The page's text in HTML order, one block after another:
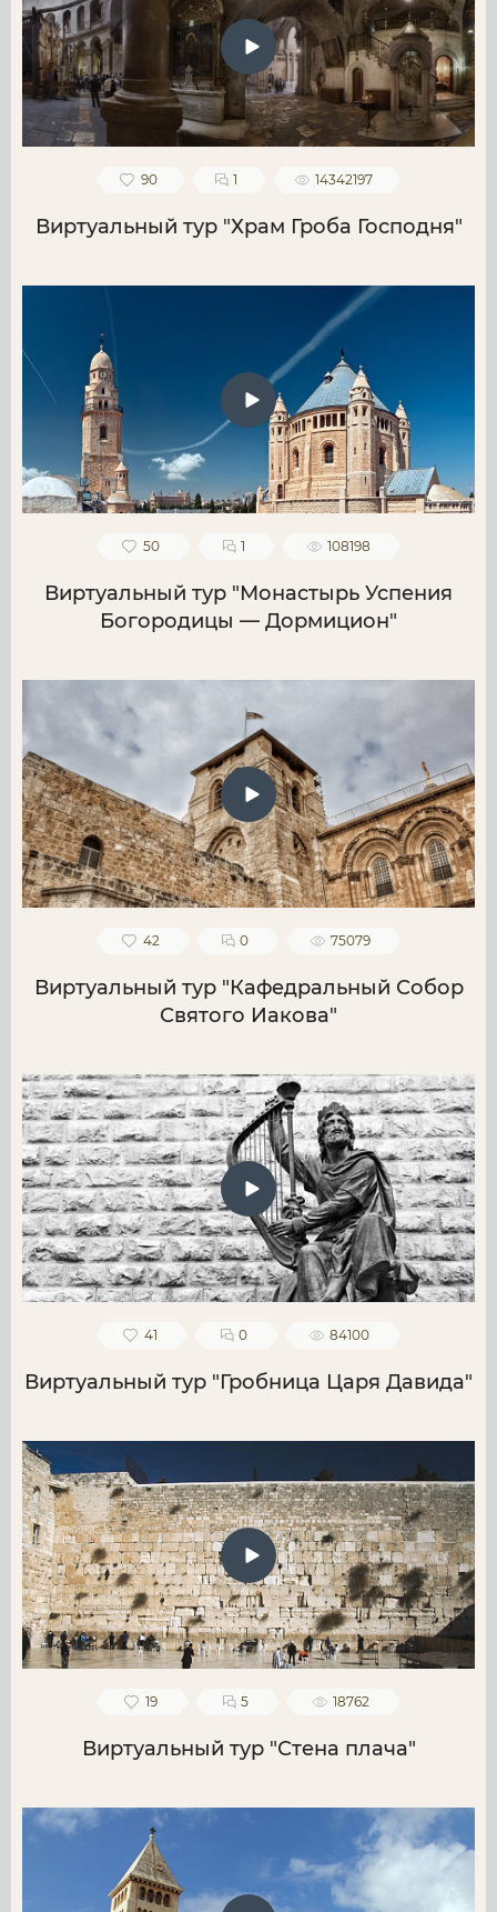
90 1 14342197
Виртуальный тур "Храм Гроба Господня"
50 1 108198
Виртуальный тур "Монастырь Успения
Богородицы — Дормицион"
42 0 75079
Виртуальный тур "Кафедральный Собор
Святого Иакова"
41 0 84100
Виртуальный тур "Гробница Царя Давида"
19 5 18762
Виртуальный тур "Стена плача"